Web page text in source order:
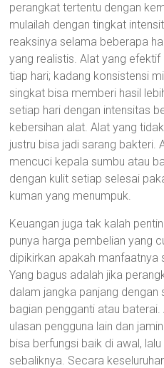
perangkat tertentu dengan
mulailah dengan tingkat
reaksinya selama beberapa
yang realistis. Alat yang
tiap hari; kadang konsistensi
singkat bisa memberi hasil
setiap hari dengan intensitas
kebersihan alat. Alat yang
justru bisa jadi sarang bakteri.
mencuci kepala sumbu atau
dengan kulit setiap selesai
kuman yang menumpuk.
Keuangan juga tak kalah
punya harga pembelian yang
dipikirkan apakah manfaatnya
Yang bagus adalah jika
dalam jangka panjang
bagian pengganti atau
ulasan pengguna lain dan
bisa berfungsi baik di awal,
sebaliknya. Secara